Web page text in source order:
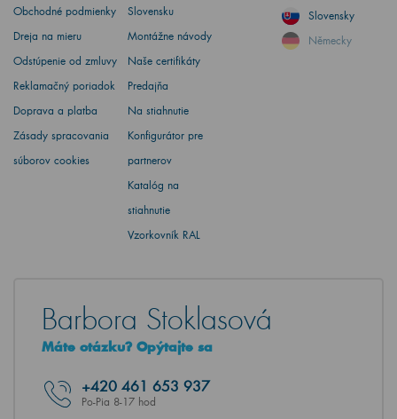
Obchodné podmienky
Dreja na mieru
Odstúpenie od zmluvy
Reklamačný poriadok
Doprava a platba
Zásady spracovania
súborov cookies
Slovensku
Montážne návody
Naše certifikáty
Predajňa
Na stiahnutie
Konfigurátor pre
partnerov
Katalóg na
stiahnutie
Vzorkovník RAL
Slovensky
Německy
Barbora Stoklasová
Máte otázku? Opýtajte sa
+420 461 653 937
Po-Pia 8-17 hod